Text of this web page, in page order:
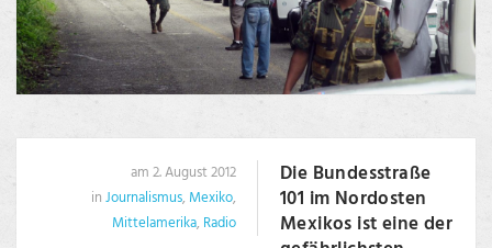
am 2. August 2012
inJournalismus, Mexiko,
Mittelamerika, Radio
Die Bundesstraße
101 im Nordosten
Mexikos ist eine der